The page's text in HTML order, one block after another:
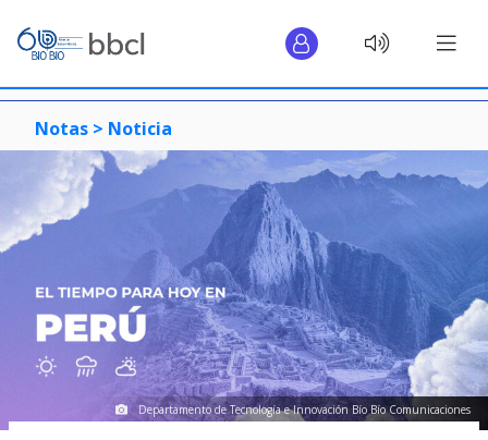
Notas > Noticia
Departamento de Tecnología e Innovación Bío Bío Comunicaciones